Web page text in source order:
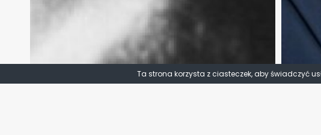
Ta strona korzysta z ciasteczek, aby świadczyć